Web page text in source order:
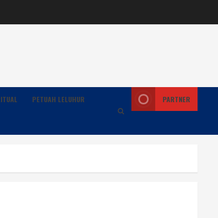
PETUAH LELUHUR PARTNER